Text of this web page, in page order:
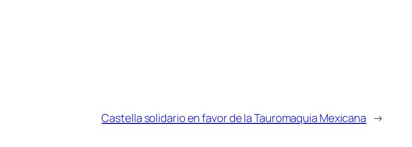
Castella solidario en favor de la Tauromaquia Mexicana →